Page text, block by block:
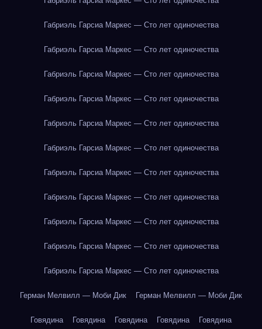
Габриэль Гарсиа Маркес — Сто лет одиночества
Габриэль Гарсиа Маркес — Сто лет одиночества
Габриэль Гарсиа Маркес — Сто лет одиночества
Габриэль Гарсиа Маркес — Сто лет одиночества
Габриэль Гарсиа Маркес — Сто лет одиночества
Габриэль Гарсиа Маркес — Сто лет одиночества
Габриэль Гарсиа Маркес — Сто лет одиночества
Габриэль Гарсиа Маркес — Сто лет одиночества
Габриэль Гарсиа Маркес — Сто лет одиночества
Габриэль Гарсиа Маркес — Сто лет одиночества
Габриэль Гарсиа Маркес — Сто лет одиночества
Герман Мелвилл — Моби Дик Герман Мелвилл — Моби Дик
Говядина Говядина Говядина Говядина Говядина